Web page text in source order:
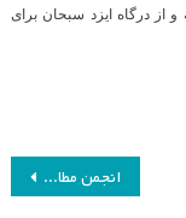
از درگاه ایزد سبحان برای
انجمن مطالعات برنامه درسی ایران با همکاری سازمان پژوهش و برنامه ریزی آموزشی برگزار می‌کند